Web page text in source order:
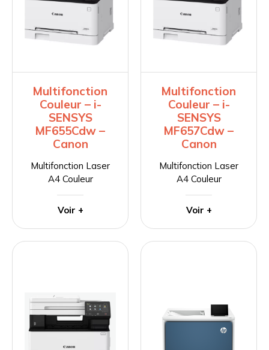
Multifonction
Couleur – i-
SENSYS
MF655Cdw –
Canon
Multifonction Laser
A4 Couleur
Voir +
Multifonction
Couleur – i-
SENSYS
MF657Cdw –
Canon
Multifonction Laser
A4 Couleur
Voir +